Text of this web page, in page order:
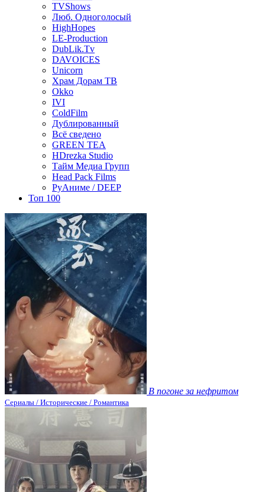
TVShows
Люб. Одноголосый
HighHopes
LE-Production
DubLik.Tv
DAVOICES
Unicorn
Храм Дорам ТВ
Okko
IVI
ColdFilm
Дублированный
Всё сведено
GREEN TEA
HDrezka Studio
Тайм Медиа Групп
Head Pack Films
РуАниме / DEEP
Топ 100
В погоне за нефритом
Сериалы / Исторические / Романтика